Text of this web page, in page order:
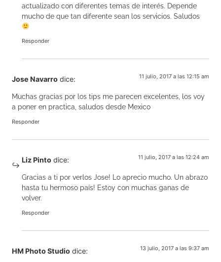
actualizado con diferentes temas de interés. Depende
mucho de que tan diferente sean los servicios. Saludos
Responder
Jose Navarro dice: 11 julio, 2017 a las 12:15 am
Muchas gracias por los tips me parecen excelentes, los voy
a poner en practica, saludos desde Mexico
Responder
Liz Pinto dice: 11 julio, 2017 a las 12:24 am
Gracias a ti por verlos Jose! Lo aprecio mucho. Un abrazo
hasta tu hermoso país! Estoy con muchas ganas de
volver.
Responder
HM Photo Studio dice: 13 julio, 2017 a las 9:37 am